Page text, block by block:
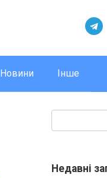
Новини Інше
Недавні